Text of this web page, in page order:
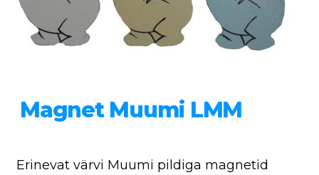
Magnet Muumi LMM
Erinevat värvi Muumi pildiga magnetid